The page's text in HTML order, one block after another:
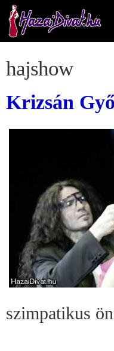
hajshow
Krizsán
szimpatikus